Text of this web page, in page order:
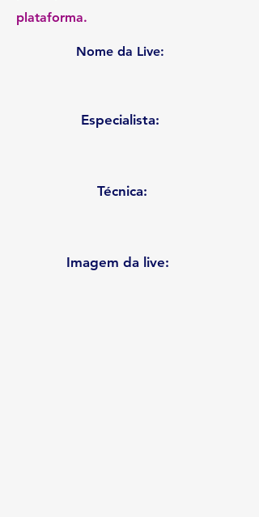
plataforma.
Nome da Live:
Especialista:
Técnica:
Imagem da live: